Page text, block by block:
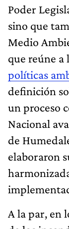
Poder
sino que
Medio
que reúne
políticas
definición
un proceso
Nacional
de
elaboraron
A la par, en